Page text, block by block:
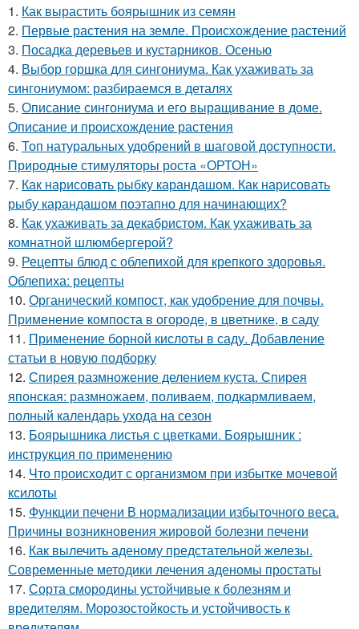
1. Как вырастить боярышник из семян
2. Первые растения на земле. Происхождение растений
3. Посадка деревьев и кустарников. Осенью
4. Выбор горшка для сингониума. Как ухаживать за
сингониумом: разбираемся в деталях
5. Описание сингониума и его выращивание в доме.
Описание и происхождение растения
6. Топ натуральных удобрений в шаговой доступности.
Природные стимуляторы роста «ОРТОН»
7. Как нарисовать рыбку карандашом. Как нарисовать
рыбу карандашом поэтапно для начинающих?
8. Как ухаживать за декабристом. Как ухаживать за
комнатной шлюмбергерой?
9. Рецепты блюд с облепихой для крепкого здоровья.
Облепиха: рецепты
10. Органический компост, как удобрение для почвы.
Применение компоста в огороде, в цветнике, в саду
11. Применение борной кислоты в саду. Добавление
статьи в новую подборку
12. Спирея размножение делением куста. Спирея
японская: размножаем, поливаем, подкармливаем,
полный календарь ухода на сезон
13. Боярышника листья с цветками. Боярышник :
инструкция по применению
14. Что происходит с организмом при избытке мочевой
ксилоты
15. Функции печени В нормализации избыточного веса.
Причины возникновения жировой болезни печени
16. Как вылечить аденому предстательной железы.
Современные методики лечения аденомы простаты
17. Сорта смородины устойчивые к болезням и
вредителям. Морозостойкость и устойчивость к